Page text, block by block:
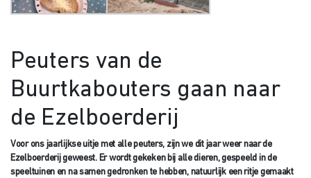
Peuters van de
Buurtkabouters gaan naar
de Ezelboerderij
Voor ons jaarlijkse uitje met alle peuters, zijn we dit jaar weer naar de
Ezelboerderij geweest. Er wordt gekeken bij alle dieren, gespeeld in de
speeltuinen en na samen gedronken te hebben, natuurlijk een ritje gemaakt